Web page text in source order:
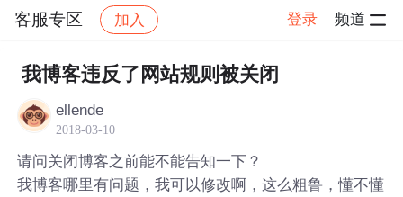
客服专区 加入 登录 频道
社区 客服专区 帖子详情
我博客违反了网站规则被关闭
ellende
2018-03-10
请问关闭博客之前能不能告知一下？
我博客哪里有问题，我可以修改啊，这么粗鲁，懂不懂